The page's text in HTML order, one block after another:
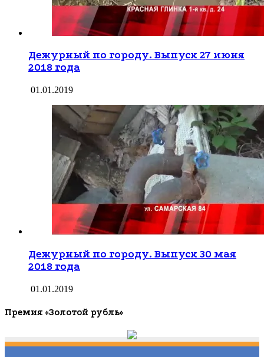
Дежурный по городу. Выпуск 27 июня
2018 года
01.01.2019
Дежурный по городу. Выпуск 30 мая
2018 года
01.01.2019
Премия «Золотой рубль»